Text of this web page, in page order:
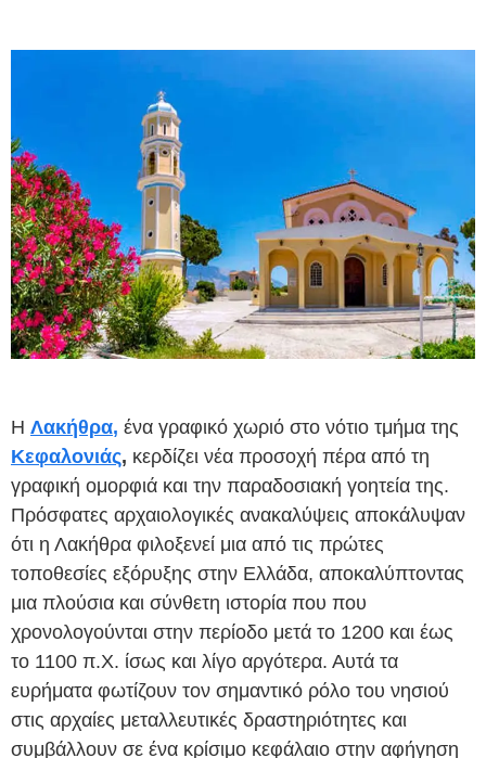
Η Λακήθρα, ένα γραφικό χωριό στο νότιο τμήμα της
Κεφαλονιάς, κερδίζει νέα προσοχή πέρα ​​από τη
γραφική ομορφιά και την παραδοσιακή γοητεία της.
Πρόσφατες αρχαιολογικές ανακαλύψεις αποκάλυψαν
ότι η Λακήθρα φιλοξενεί μια από τις πρώτες
τοποθεσίες εξόρυξης στην Ελλάδα, αποκαλύπτοντας
μια πλούσια και σύνθετη ιστορία που που
χρονολογούνται στην περίοδο μετά το 1200 και έως
το 1100 π.Χ. ίσως και λίγο αργότερα. Αυτά τα
ευρήματα φωτίζουν τον σημαντικό ρόλο του νησιού
στις αρχαίες μεταλλευτικές δραστηριότητες και
συμβάλλουν σε ένα κρίσιμο κεφάλαιο στην αφήγηση